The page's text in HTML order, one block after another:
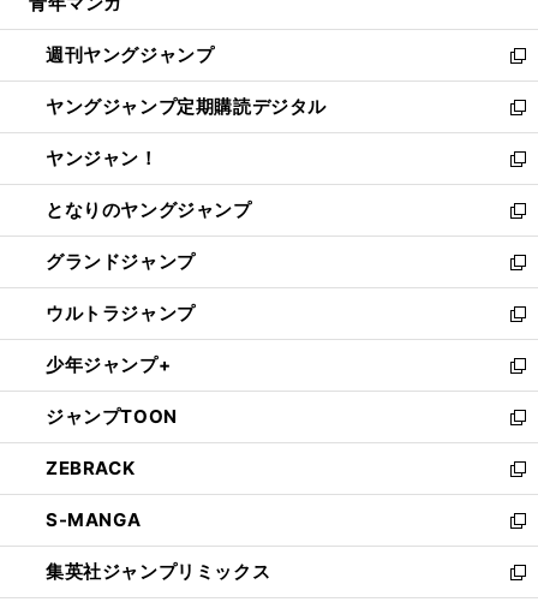
開
く
ウ
で
開
く
ン
ド
ウ
で
開
く
ウ
ィ
ン
ド
ウ
で
開
く
週刊ヤングジャンプ
新
し
い
ウ
ィ
ン
ド
ウ
で
開
く
ヤングジャンプ定期購読デジタル
新
し
い
ウ
ィ
ン
ド
ウ
で
開
く
ヤンジャン！
新
し
い
ウ
ィ
ン
ド
ウ
で
開
く
となりのヤングジャンプ
新
し
い
ウ
ィ
ン
ド
ウ
で
開
く
グランドジャンプ
新
し
い
ウ
ィ
ン
ド
ウ
で
開
く
ウルトラジャンプ
新
し
い
ウ
ィ
ン
ド
ウ
で
開
く
少年ジャンプ+
新
し
い
ウ
ィ
ン
ド
ウ
で
開
ジャンプTOON
新
し
い
ウ
ィ
ン
ド
ZEBRACK
新
し
い
ウ
ィ
S-MANGA
新
し
い
集英社ジャンプリミックス
新